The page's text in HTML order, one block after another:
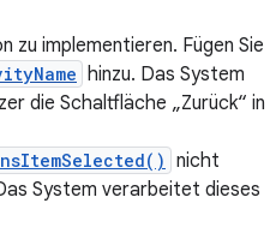
implementieren. Fügen Sie
hinzu. Das System
die Schaltfläche „Zurück“ in
nicht
System verarbeitet dieses